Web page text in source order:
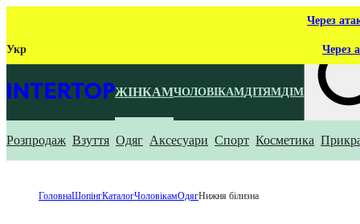
Через
Укр Через
ЖІНКАМЧОЛОВІКАМДІТЯМДІМ
Що ти
Розпродаж Взуття Одяг Аксесуари Спорт Косметика
ГоловнаШопінгКаталогЧоловікамОдягНижня білизна